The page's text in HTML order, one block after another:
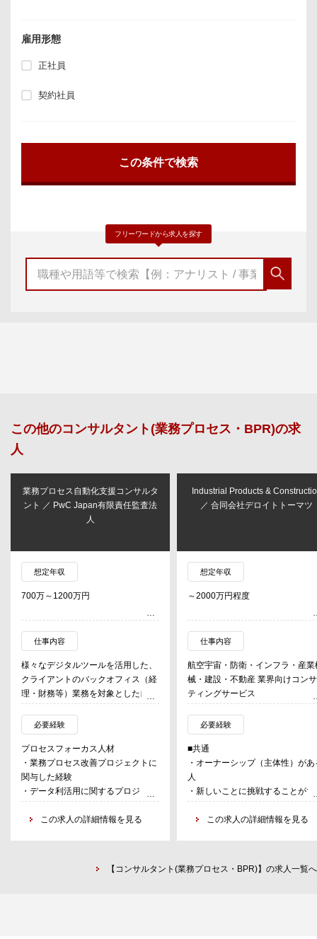
雇用形態
正社員
契約社員
フリーワードから求人を探す
この他のコンサルタント(業務プロセス・BPR)の求
人
業務プロセス自動化支援コンサルタ
ント ／ PwC Japan有限責任監査法
人
想定年収
700万～1200万円
仕事内容
様々なデジタルツールを活用した、
クライアントのバックオフィス（経
理・財務等）業務を対象とした自動
化を含むプロセス改革支援を行う。
監査法人が有するナレッジを活用し
て”あるべき業務プロセス”を構築す
ることで、財務データに信頼性を付
与する事が可能。
これによりクライアントにおけるバ
ックオフィス業務の最適化を支援。
具体的には以下の通り
必要経験
プロセスフォーカス人材
・業務プロセス改善プロジェクトに
関与した経験
・データ利活用に関するプロジェク
トに関与した経験
この求人の詳細情報を見る
Industrial Products &
／ 合同会社デロイトトーマツ
想定年収
～2000万円程度
仕事内容
航空宇宙・防衛・インフラ・産業
械・建設・不動産 業界向けコン
ティングサービス
・産業創造、新規事業・プログラ
ローンチ
・企業・事業戦略立案
・経営効率向上
・IT戦略、顧客戦略、Analytics戦
略 など（特にデジタル系）
必要経験
■共通
・オーナーシップ（主体性）があ
人
・新しいことに挑戦することがで
る人
・チームプレイが出来る人
■コンサルファーム出身者
この求人の詳細情報を見る
【コンサルタント(業務プロセス・BPR)】の求人一覧へ